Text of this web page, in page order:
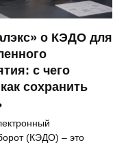
о КЭДО для
с чего
сохранить
(КЭДО) – это